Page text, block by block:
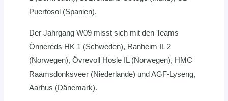
Puertosol (Spanien).
Der Jahrgang W09 misst sich mit den Teams
Önnereds HK 1 (Schweden), Ranheim IL 2
(Norwegen), Övrevoll Hosle IL (Norwegen), HMC
Raamsdonksveer (Niederlande) und AGF-Lyseng,
Aarhus (Dänemark).